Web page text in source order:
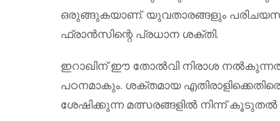
ഒരുങ്ങുകയാണ്. യുവതാരങ്ങളും
ഫ്രാൻസിന്റെ പ്രധാന ശക്തി.
ഇറാഖിന് ഈ തോൽവി നിരാശ
പഠനമാകും. ശക്തമായ എതിരാളിക്കെതിരെ
ശേഷിക്കുന്ന മത്സരങ്ങളിൽ നിന്ന്